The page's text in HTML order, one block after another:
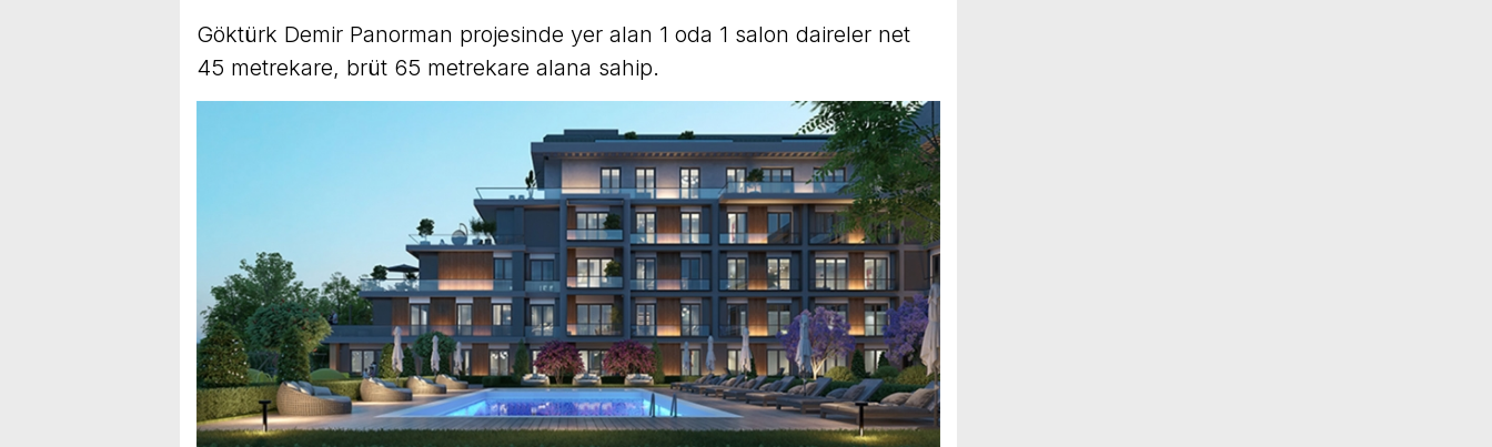
Göktürk Demir Panorman projesinde yer alan 1 oda 1 salon daireler net
45 metrekare, brüt 65 metrekare alana sahip.